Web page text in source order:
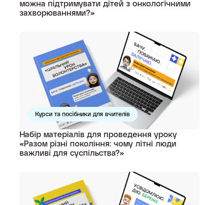
можна підтримувати дітей з онкологічними
захворюваннями?»
Курси та посібники для вчителів
Набір матеріалів для проведення уроку
«Разом різні покоління: чому літні люди
важливі для суспільства?»